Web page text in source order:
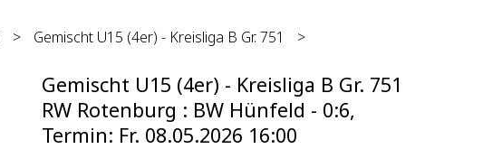
> Gemischt U15 (4er) - Kreisliga B Gr. 751 >
Gemischt U15 (4er) - Kreisliga B Gr. 751
RW Rotenburg : BW Hünfeld - 0:6,
Termin: Fr. 08.05.2026 16:00